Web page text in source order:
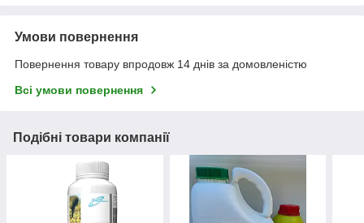
Умови повернення
Повернення товару впродовж 14 днів за домовленістю
Всі умови повернення
Подібні товари компанії